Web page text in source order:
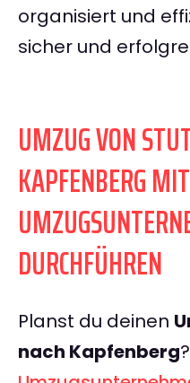
organisiert und
sicher und
UMZUG VON
KAPFENBERG
DURCHFÜHREN
Planst du deinen
nach Kapfenberg